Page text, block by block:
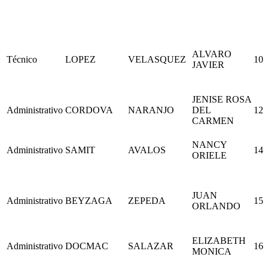
Técnico LOPEZ VELASQUEZ
ALVARO
JAVIER
10
Administrativo CORDOVA NARANJO
JENISE ROSA
DEL
CARMEN
12
Administrativo SAMIT AVALOS
NANCY
ORIELE
14
Administrativo BEYZAGA ZEPEDA
JUAN
ORLANDO
15
Administrativo DOCMAC SALAZAR
ELIZABETH
MONICA
16